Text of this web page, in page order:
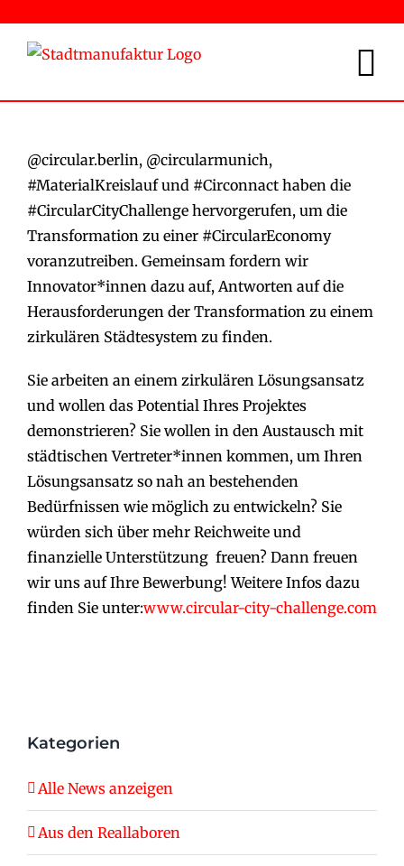
Inhalt
springen
@circular.berlin, @circularmunich,
#MaterialKreislauf und #Circonnact haben die
#CircularCityChallenge hervorgerufen, um die
Transformation zu einer #CircularEconomy
voranzutreiben. Gemeinsam fordern wir
Innovator*innen dazu auf, Antworten auf die
Herausforderungen der Transformation zu einem
zirkulären Städtesystem zu finden.
Sie arbeiten an einem zirkulären Lösungsansatz
und wollen das Potential Ihres Projektes
demonstrieren? Sie wollen in den Austausch mit
städtischen Vertreter*innen kommen, um Ihren
Lösungsansatz so nah an bestehenden
Bedürfnissen wie möglich zu entwickeln? Sie
würden sich über mehr Reichweite und
finanzielle Unterstützung freuen? Dann freuen
wir uns auf Ihre Bewerbung! Weitere Infos dazu
finden Sie unter:www.circular-city-challenge.com
Kategorien
Alle News anzeigen
Aus den Reallaboren